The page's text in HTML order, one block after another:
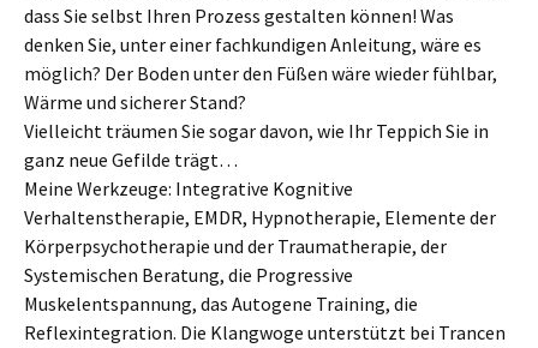
dass Sie selbst Ihren Prozess gestalten können! Was
denken Sie, unter einer fachkundigen Anleitung, wäre es
möglich? Der Boden unter den Füßen wäre wieder fühlbar,
Wärme und sicherer Stand?
Vielleicht träumen Sie sogar davon, wie Ihr Teppich Sie in
ganz neue Gefilde trägt…
Meine Werkzeuge: Integrative Kognitive
Verhaltenstherapie, EMDR, Hypnotherapie, Elemente der
Körperpsychotherapie und der Traumatherapie, der
Systemischen Beratung, die Progressive
Muskelentspannung, das Autogene Training, die
Reflexintegration. Die Klangwoge unterstützt bei Trancen